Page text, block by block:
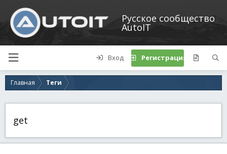
Русское сообщество
AutoIT
Вход Регистрация
Главная Теги
get